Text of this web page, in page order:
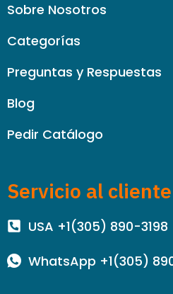
Sobre Nosotros
Categorías
Preguntas y Respuestas
Blog
Pedir Catálogo
Servicio al cliente
USA +1(305) 890-3198
WhatsApp +1(305)